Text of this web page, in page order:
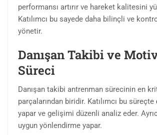
performansı artırır ve hareket kalitesini
Katılımcı bu sayede daha bilinçli ve
yönetir.
Danışan Takibi ve
Süreci
Danışan takibi antrenman sürecinin en
parçalarından biridir. Katılımcı bu süreçte
yapar ve gelişimi düzenli analiz eder.
uygun yönlendirme yapar.